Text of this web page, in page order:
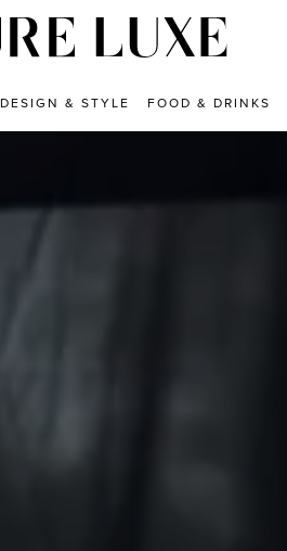
DESIGN & STYLE FOOD & DRINKS